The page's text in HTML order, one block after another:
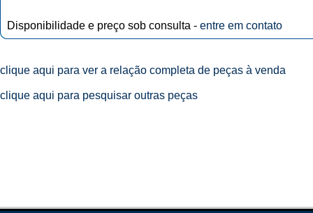
Disponibilidade e preço sob consulta - entre em contato
clique aqui para ver a relação completa de peças à venda
clique aqui para pesquisar outras peças